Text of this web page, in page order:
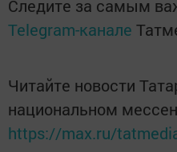
Следите за самым
Telegram-канале
Читайте новости
национальном
https://max.ru/